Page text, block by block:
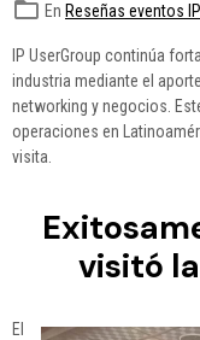
En Reseñas eventos
IP UserGroup continúa
industria mediante el
networking y negocios.
operaciones en
visita.
visitó
El